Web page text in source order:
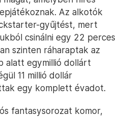
Az alkotók
gyűjtést, mert
csinálni egy 22 perces
szinten ráharaptak az
alatt egymillió dollárt
11 millió dollár
egy komplett évadot.
fantasysorozat komor,